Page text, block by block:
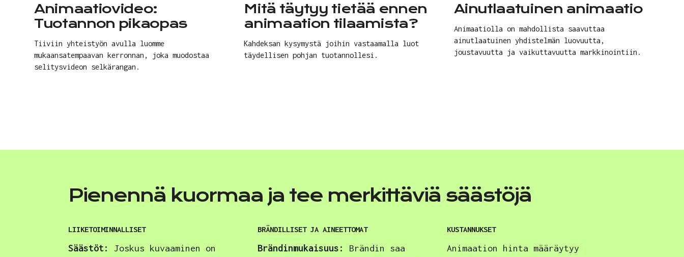
Animaatiovideo:
Tuotannon pikaopas
Tiiviin yhteistyön avulla luomme
mukaansatempaavan kerronnan, joka muodostaa
selitysvideon selkärangan.
Mitä täytyy tietää ennen
animaation tilaamista?
Kahdeksan kysymystä joihin vastaamalla luot
täydellisen pohjan tuotannollesi.
Ainutlaatuinen animaatio
Animaatiolla on mahdollista saavuttaa
ainutlaatuinen yhdistelmän luovuutta,
joustavuutta ja vaikuttavuutta markkinointiin.
Pienennä kuormaa ja tee merkittäviä säästöjä
LIIKETOIMINNALLISET
Säästöt:
Joskus kuvaaminen on
BRÄNDILLISET JA AINEETTOMAT
Brändinmukaisuus:
Brändin saa
KUSTANNUKSET
Animaation hinta määräytyy